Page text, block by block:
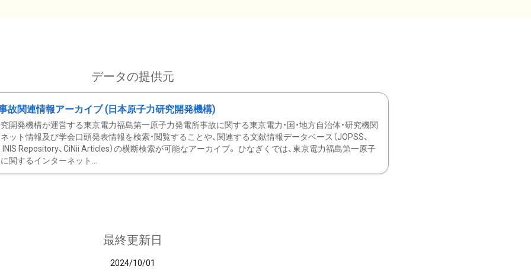
データの提供元
故関連情報アーカイブ (日本原子力研究開発機構)
開発機構が運営する東京電力福島第一原子力発電所事故に関する東京電力・国・地方自治体・研究機関
ット情報及び学会口頭発表情報を検索・閲覧することや、関連する文献情報データベース（JOPSS、
INIS Repository、CiNii Articles）の横断検索が可能なアーカイブ。 ひなぎくでは、東京電力福島第一原子
関するインターネット...
最終更新日
2024/10/01